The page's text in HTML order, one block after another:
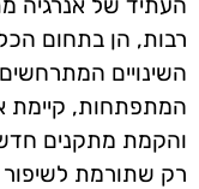
רבות, הן בתחום
השינויים
המתפתחות, קיימת
והקמת מתקנים
רק שתורמת לשיפור